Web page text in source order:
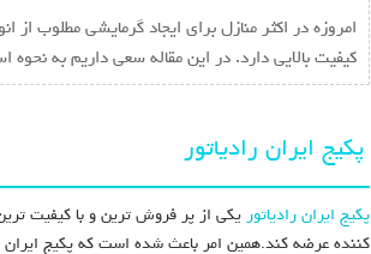
امروزه در اکثر منازل برای ایجاد گرمایشی مطلوب از
کیفیت بالایی دارد. در این مقاله سعی داریم به نحوه
پکیج ایران رادیاتور
پکیج ایران رادیاتوریکی از پر فروش ترین و با کیفیت